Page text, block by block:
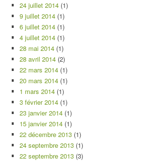
24 juillet 2014 (1)
9 juillet 2014 (1)
6 juillet 2014 (1)
4 juillet 2014 (1)
28 mai 2014 (1)
28 avril 2014 (2)
22 mars 2014 (1)
20 mars 2014 (1)
1 mars 2014 (1)
3 février 2014 (1)
23 janvier 2014 (1)
15 janvier 2014 (1)
22 décembre 2013 (1)
24 septembre 2013 (1)
22 septembre 2013 (3)